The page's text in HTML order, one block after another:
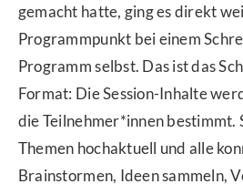
gemacht hatte, ging es direkt
Programmpunkt bei einem
Programm selbst. Das ist das
Format: Die Session-Inhalte
die Teilnehmer*innen bestimmt.
Themen hochaktuell und alle
Brainstormen, Ideen sammeln,